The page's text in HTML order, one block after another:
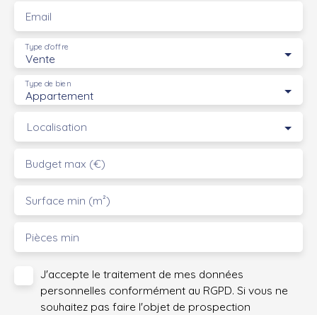
Email
Vente
Type d'offre
Appartement
Type de bien
Localisation
Budget max (€)
Surface min (m²)
Pièces min
J'accepte le traitement de mes données
personnelles conformément au RGPD. Si vous ne
souhaitez pas faire l'objet de prospection